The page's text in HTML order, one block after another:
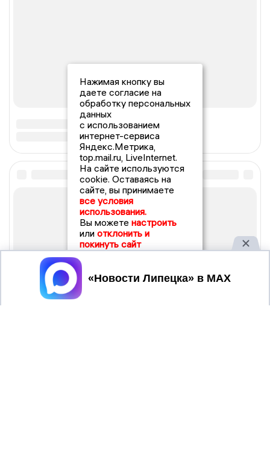
Нажимая кнопку вы
даете согласие на
обработку персональных
данных
с использованием
интернет-сервиса
Яндекс.Метрика,
top.mail.ru, LiveInternet.
На сайте используются
cookie. Оставаясь на
сайте, вы принимаете
все условия
использования.
Вы можете настроить
или отклонить и
покинуть сайт
Принять